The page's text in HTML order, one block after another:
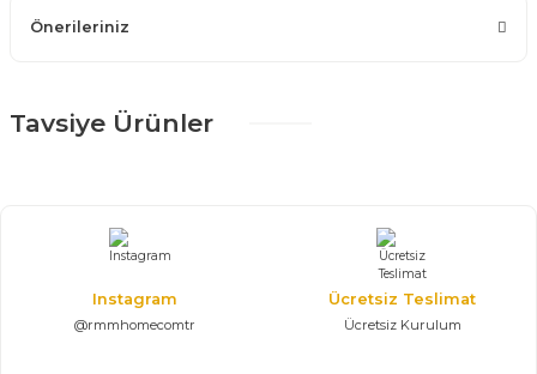
Önerileriniz
Tavsiye Ürünler
Instagram
@rmmhomecomtr
Ücretsiz Teslimat
Ücretsiz Kurulum